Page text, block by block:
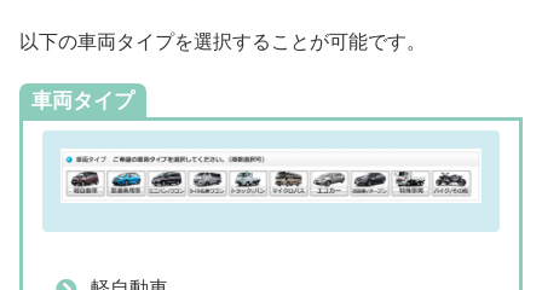
以下の車両タイプを選択することが可能です。
車両タイプ